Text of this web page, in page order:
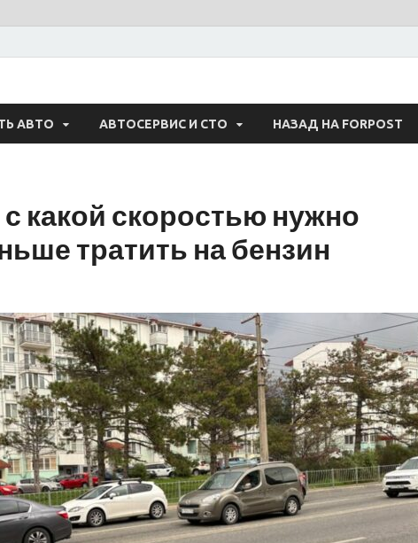
— Авто
АВТО АВТОСЕРВИС И СТО НАЗАД НА FORPOST
какой скоростью нужно
тратить на бензин